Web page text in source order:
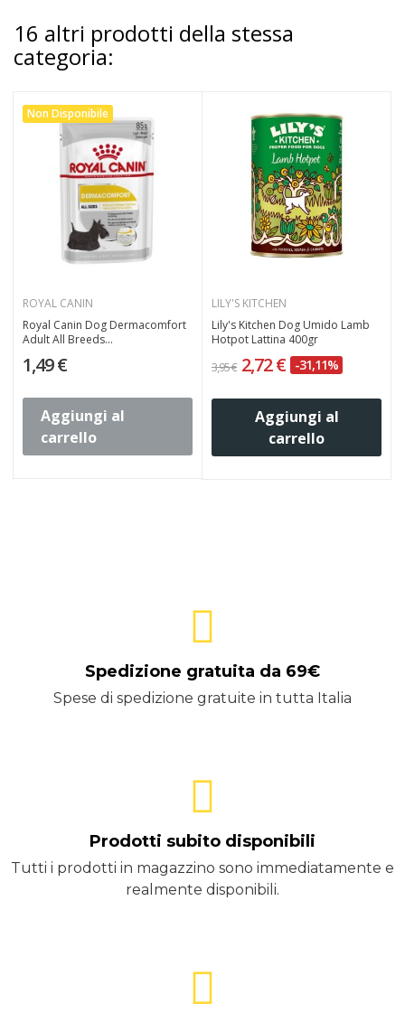
16 altri prodotti della stessa
categoria:
Non Disponibile
ROYAL CANIN
Royal Canin Dog Dermacomfort
Adult All Breeds...
1,49 €
Aggiungi al
carrello
LILY'S KITCHEN
Lily's Kitchen Dog Umido Lamb
Hotpot Lattina 400gr
3,95 € 2,72 € -31,11%
Aggiungi al
carrello
Spedizione gratuita da 69€
Spese di spedizione gratuite in tutta Italia
Prodotti subito disponibili
Tutti i prodotti in magazzino sono immediatamente e
realmente disponibili.